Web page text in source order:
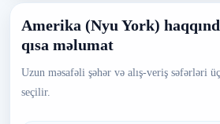
Amerika (Nyu York)
qısa məlumat
Uzun məsafəli şəhər və alış-veriş səfərləri
seçilir.